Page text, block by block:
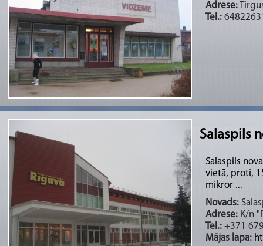
Adrese:
Tel.:
Salaspils
Salaspils
vietā, proti,
mikror ...
Novads:
Adrese: K/n
Tel.: +371
Mājas lapa: